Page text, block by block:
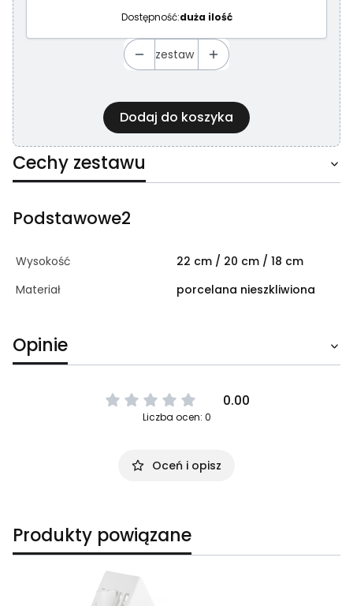
Dostępność:duża ilość
zestaw
Dodaj do koszyka
Cechy zestawu
Podstawowe2
Wysokość
22 cm / 20 cm / 18 cm
Materiał
porcelana nieszkliwiona
Opinie
0.00
Liczba ocen: 0
Oceń i opisz
Produkty powiązane